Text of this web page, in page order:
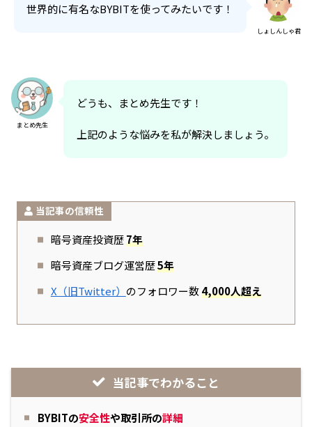
しょしんしゃ君
世界的に有名なBYBITを使ってみたいです！
まとめ先生
どうも、まとめ先生です！
上記のような悩みを私が解決しましょう。
当記事の信頼性
暗号資産投資歴7年
暗号資産ブログ運営歴5年
X（旧Twitter） のフォロワー数4,000人超え
当記事でわかること
BYBITの安全性や取引所の詳細